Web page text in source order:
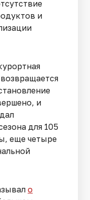
и
и
для 105
еще четыре
о